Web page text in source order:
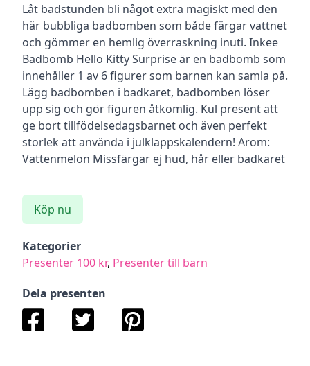
Beskrivning
Låt badstunden bli något extra magiskt med den
här bubbliga badbomben som både färgar vattnet
och gömmer en hemlig överraskning inuti. Inkee
Badbomb Hello Kitty Surprise är en badbomb som
innehåller 1 av 6 figurer som barnen kan samla på.
Lägg badbomben i badkaret, badbomben löser
upp sig och gör figuren åtkomlig. Kul present att
ge bort tillfödelsedagsbarnet och även perfekt
storlek att använda i julklappskalendern! Arom:
Vattenmelon Missfärgar ej hud, hår eller badkaret
Köp nu
Kategorier
Presenter 100 kr, Presenter till barn
Dela presenten